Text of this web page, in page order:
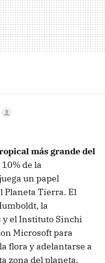
más grande del
de la
un papel
Planeta Tierra. El
la
y el Instituto Sinchi
Microsoft para
flora y adelantarse a
zona del planeta.